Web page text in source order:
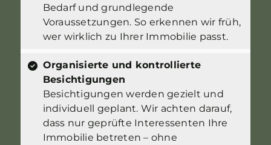
Bedarf und grundlegende
Voraussetzungen. So erkennen wir früh,
wer wirklich zu Ihrer Immobilie passt.
Organisierte und kontrollierte
Besichtigungen
Besichtigungen werden gezielt und
individuell geplant. Wir achten darauf,
dass nur geprüfte Interessenten Ihre
Immobilie betreten – ohne